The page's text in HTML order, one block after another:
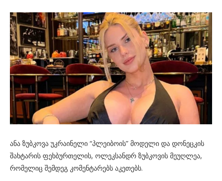
ანა ზუბკოვა უკრაინელი “პლეიბოის” მოდელი და დონეცკის
შახტარის ფეხბურთელის, ოლეკსანდრ ზუბკოვის მეუღლეა,
რომელიც შემდეგ კომენტარებს აკეთებს.